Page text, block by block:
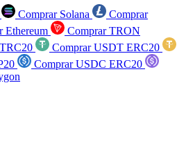
Comprar Solana
Comprar
Ethereum
Comprar TRON
Comprar USDT ERC20
Comprar USDC ERC20